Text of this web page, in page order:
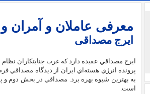
معرفی عاملان و آمران و
ایرج مصداقی
ايرج مصداقي عقيده دارد که غرب جنايتكاران
پرونده انرژي هسته‌اي ايران از ديدگاه مصداقي
است.